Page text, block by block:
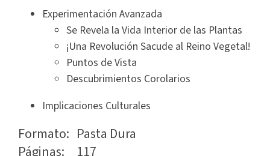
Experimentación Avanzada
Se Revela la Vida Interior de las Plantas
¡Una Revolución Sacude al Reino Vegetal!
Puntos de Vista
Descubrimientos Corolarios
Implicaciones Culturales
Formato: Pasta Dura
Páginas:
117